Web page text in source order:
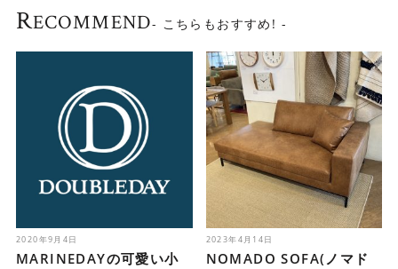
RECOMMEND- こちらもおすすめ! -
2020年9月4日
MARINEDAYの可愛い小
2023年4月14日
NOMADO SOFA(ノマド